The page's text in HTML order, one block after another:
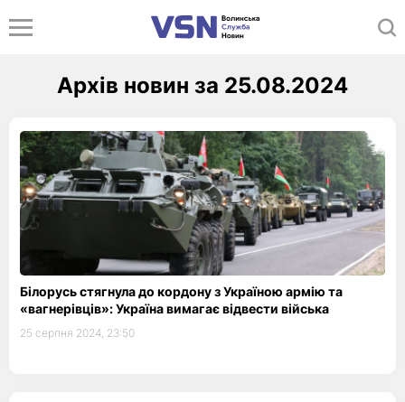
Архів новин за 25.08.2024
Білорусь стягнула до кордону з Україною армію та
«вагнерівців»: Україна вимагає відвести війська
25 серпня 2024, 23:50